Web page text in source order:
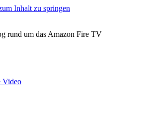
Inhalt zu springen
rund um das Amazon Fire TV
Video